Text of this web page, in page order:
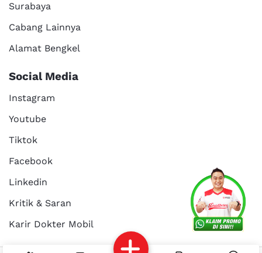
Services About Us
Kritik dan
Reservasi Career
Surabaya
Cabang Lainnya
Alamat Bengkel
Social Media
Instagram
Youtube
Tiktok
Facebook
Linkedin
Kritik & Saran
Karir Dokter Mobil